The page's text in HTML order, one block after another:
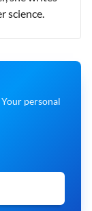
science.
personal